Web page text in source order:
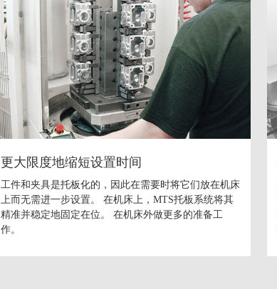
更大限度地缩短设置时间
工件和夹具是托板化的，因此在需要时将它们放在机床
上而无需进一步设置。 在机床上，MTS托板系统将其
精准并稳定地固定在位。 在机床外做更多的准备工
作。